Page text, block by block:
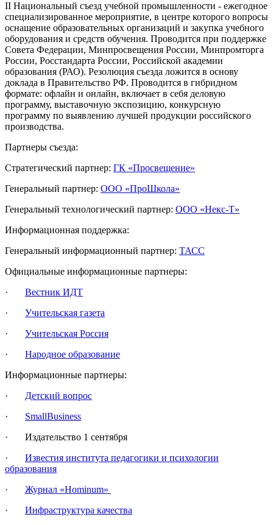
II Национальный съезд учебной промышленности - ежегодное
специализированное мероприятие, в центре которого вопросы
оснащение образовательных организаций и закупка учебного
оборудования и средств обучения. Проводится при поддержке
Совета Федерации, Минпросвещения России, Минпромторга
России, Росстандарта России, Российской академии
образования (РАО). Резолюция съезда ложится в основу
доклада в Правительство РФ. Проводится в гибридном
формате: офлайн и онлайн, включает в себя деловую
программу, выставочную экспозицию, конкурсную
программу по выявлению лучшей продукции российского
производства.
Партнеры съезда:
Стратегический партнер: ГК «Просвещение»
Генеральный партнер: ООО «ПроШкола»
Генеральный технологический партнер: ООО «Некс-Т»
Информационная поддержка:
Генеральный информационный партнер: ТАСС
Официальные информационные партнеры:
· Вестник ИДТ
· Учительская газета
· Учительская Россия
· Народное образование
Информационные партнеры:
· Детский вопрос
· SmallBusiness
· Издательство 1 сентября
· Известия института педагогики и психологии
образования
· Журнал «Hominum»
· Инфраструктура качества